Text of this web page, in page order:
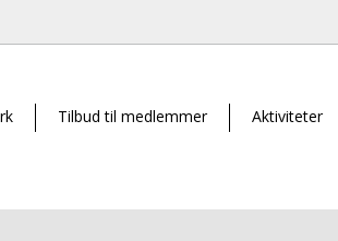
Tilbud til medlemmer Aktiviteter